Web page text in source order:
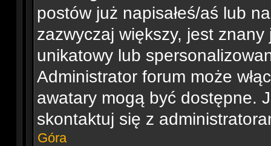
postów już napisałeś/aś lub
zazwyczaj większy, jest
unikatowy lub
Administrator forum może
awatary mogą być dostępne.
skontaktuj się z
Góra